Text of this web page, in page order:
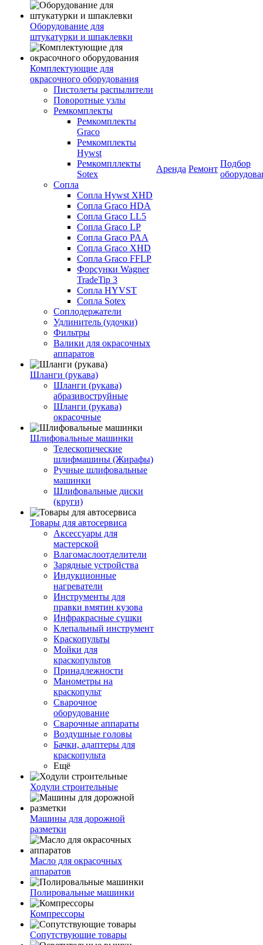
Оборудование для
штукатурки и шпаклевки
Комплектующие для
окрасочного оборудования
Пистолеты распылители
Поворотные узлы
Ремкомплекты
Ремкомплекты
Graco
Ремкомплекты
Hywst
Ремкомпллекты
Sotex
Сопла
Сопла Hywst XHD
Сопла Graco HDA
Сопла Graco LL5
Сопла Graco LP
Сопла Graco PAA
Сопла Graco XHD
Сопла Graco FFLP
Форсунки Wagner
TradeTip 3
Сопла HYVST
Сопла Sotex
Соплодержатели
Удлинитель (удочки)
Фильтры
Валики для окрасочных
аппаратов
Шланги (рукава)
Шланги (рукава)
абразивоструйные
Шланги (рукава)
окрасочные
Шлифовальные машинки
Телескопические
шлифмашины (Жирафы)
Ручные шлифовальные
машинки
Шлифовальные диски
(круги)
Товары для автосервиса
Аксессуары для
мастерской
Влагомаслоотделители
Зарядные устройства
Индукционные
нагреватели
Инструменты для
правки вмятин кузова
Инфракрасные сушки
Клепальный инструмент
Краскопульты
Мойки для
краскопультов
Принадлежности
Манометры на
краскопульт
Сварочное
оборудование
Сварочные аппараты
Воздушные головы
Бачки, адаптеры для
краскопульта
Ещё
Ходули строительные
Машины для дорожной
разметки
Масло для окрасочных
аппаратов
Полировальные машинки
Компрессоры
Сопутствующие товары
Аренда Ремонт
Подбор